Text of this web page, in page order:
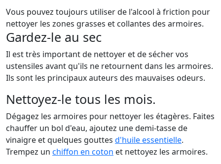
Vous pouvez toujours utiliser de l'alcool à friction pour
nettoyer les zones grasses et collantes des armoires.
Gardez-le au sec
Il est très important de nettoyer et de sécher vos
ustensiles avant qu'ils ne retournent dans les armoires.
Ils sont les principaux auteurs des mauvaises odeurs.
Nettoyez-le tous les mois.
Dégagez les armoires pour nettoyer les étagères. Faites
chauffer un bol d'eau, ajoutez une demi-tasse de
vinaigre et quelques gouttes d'huile essentielle.
Trempez un chiffon en coton et nettoyez les armoires.